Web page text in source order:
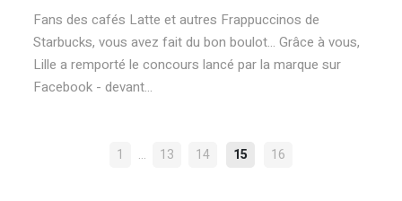
Fans des cafés Latte et autres Frappuccinos de
Starbucks, vous avez fait du bon boulot... Grâce à vous,
Lille a remporté le concours lancé par la marque sur
Facebook - devant...
NAVIGATION
1 … 13 14 15 16